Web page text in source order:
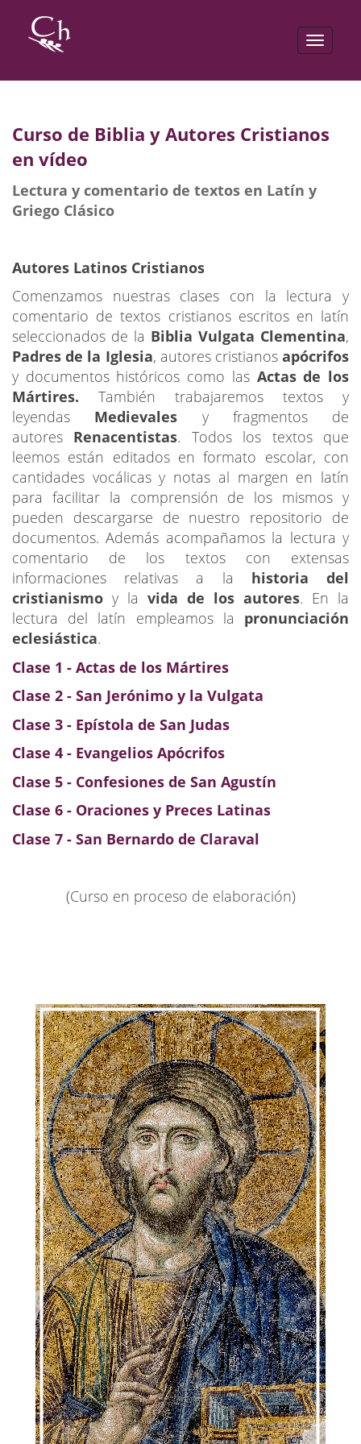
Toggle
Curso de Biblia y Autores Cristianos
en vídeo
Lectura y comentario de textos en Latín y
Griego Clásico
Autores Latinos Cristianos
Comenzamos nuestras clases con la lectura y
comentario de textos cristianos escritos en latín
seleccionados de la Biblia Vulgata Clementina,
Padres de la Iglesia, autores cristianos apócrifos
y documentos históricos como las Actas de los
Mártires. También trabajaremos textos y
leyendas Medievales y fragmentos de
autores Renacentistas.
Todos los textos que
leemos están editados en formato escolar, con
cantidades vocálicas y notas al margen en latín
para facilitar la comprensión de los mismos y
pueden descargarse de nuestro repositorio de
documentos. Además acompañamos la lectura y
comentario de los textos con extensas
informaciones relativas a la historia del
cristianismo y la vida de los autores. En la
lectura del latín empleamos la pronunciación
eclesiástica.
Clase 1 - Actas de los Mártires
Clase 2 - San Jerónimo y la Vulgata
Clase 3 - Epístola de San Judas
Clase 4 - Evangelios Apócrifos
Clase 5 - Confesiones de San Agustín
Clase 6 - Oraciones y Preces Latinas
Clase 7 - San Bernardo de Claraval
(Curso en proceso de elaboración)